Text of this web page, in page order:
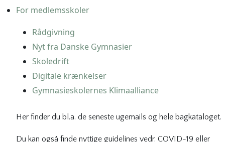
For medlemsskoler
Rådgivning
Nyt fra Danske Gymnasier
Skoledrift
Digitale krænkelser
Gymnasieskolernes Klimaalliance
Her finder du bl.a. de seneste ugemails og hele bagkataloget.
Du kan også finde nyttige guidelines vedr. COVID-19 eller